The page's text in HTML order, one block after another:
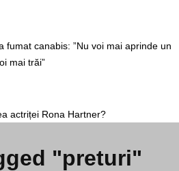
fumat canabis: ”Nu voi mai aprinde un
mai trăi”
actriței Rona Hartner?
"preturi"